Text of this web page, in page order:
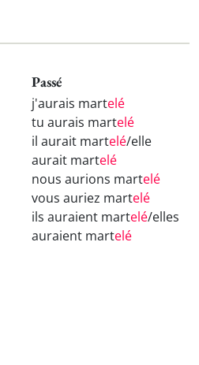
Passé
j'aurais martelé
tu aurais martelé
il aurait martelé/elle
aurait martelé
nous aurions martelé
vous auriez martelé
ils auraient martelé/elles
auraient martelé